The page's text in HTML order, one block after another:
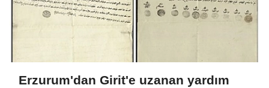
Erzurum'dan Girit'e uzanan yardım